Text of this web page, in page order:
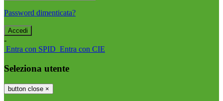
Password dimenticata?
-
Entra con SPID Entra con CIE
Seleziona utente
button close ×